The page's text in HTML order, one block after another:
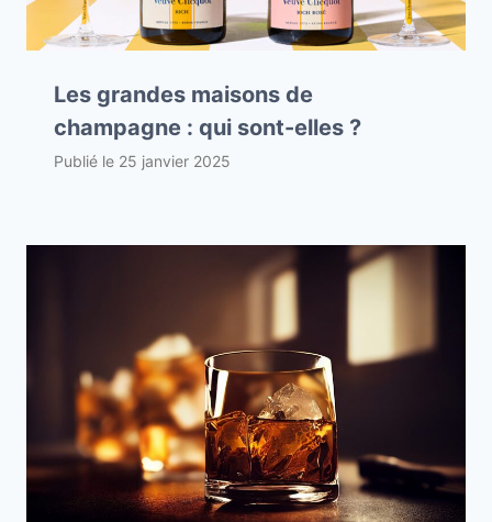
Les grandes maisons de
champagne : qui sont-elles ?
Publié le 25 janvier 2025